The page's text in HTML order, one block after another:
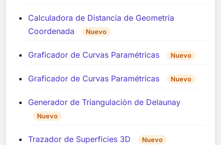
Calculadora de Distancia de Geometría
Coordenada
Nuevo
Graficador de Curvas Paramétricas Nuevo
Graficador de Curvas Paramétricas Nuevo
Generador de Triangulación de Delaunay
Nuevo
Trazador de Superficies 3D Nuevo